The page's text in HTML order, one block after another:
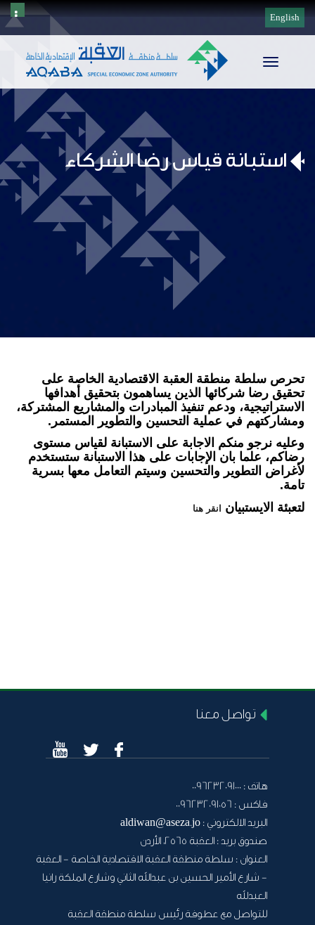
English
Toggle
استبانة قياس رضا الشركاء
تحرص سلطة منطقة العقبة الاقتصادية الخاصة على
تحقيق رضا شركائها الذين يساهمون بتحقيق أهدافها
الاستراتيجية، ودعم تنفيذ المبادرات والمشاريع المشتركة،
ومشاركتهم في عملية التحسين والتطوير المستمر .
وعليه نرجو منكم الاجابة على الاستبانة لقياس مستوى
رضاكم، علما بان الإجابات على هذا الاستبانة ستستخدم
لأغراض التطوير والتحسين وسيتم التعامل معها بسرية
تامة.
لتعبئة الايستبيان
انقر هنا
تواصل معنا
هاتف : 0096232091000
فاكس : 0096232091056
البريد الالكتروني : aldiwan@aseza.jo
صندوق بريد : العقبة 2565، الأردن
العنوان : سلطة منطقة العقبة الاقتصادية الخاصة - العقبة
- شارع الأمير الحسين بن عبدالله الثاني وشارع الملكة رانيا
العبدلله
للتواصل مع عطوفة رئيس سلطة منطقة العقبة